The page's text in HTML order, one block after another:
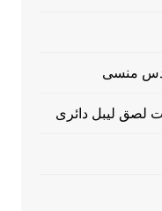
منسى
لصق ليبل دائرى